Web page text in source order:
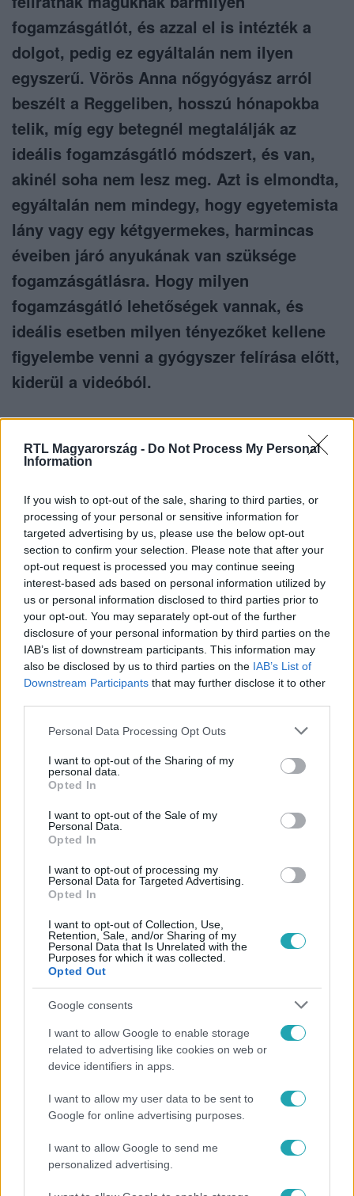
RTL Magyarország - Do Not Process My Personal
Information
If you wish to opt-out of the sale, sharing to third parties, or
processing of your personal or sensitive information for
targeted advertising by us, please use the below opt-out
section to confirm your selection. Please note that after your
opt-out request is processed you may continue seeing
interest-based ads based on personal information utilized by
us or personal information disclosed to third parties prior to
your opt-out. You may separately opt-out of the further
disclosure of your personal information by third parties on the
IAB’s list of downstream participants. This information may
also be disclosed by us to third parties on the IAB’s List of
Downstream Participants that may further disclose it to other
Please note that this website/app uses one or more Google
not limited to your visit or usage behaviour. You may click to
grant or deny consent to Google and its third-party tags to
use your data for below specified purposes in below Google
consent section.
Personal Data Processing Opt Outs
I want to opt-out of the Sharing of my
personal data.
Opted In
I want to opt-out of the Sale of my
Personal Data.
Opted In
I want to opt-out of processing my
Personal Data for Targeted Advertising.
Opted In
I want to opt-out of Collection, Use,
Retention, Sale, and/or Sharing of my
Personal Data that Is Unrelated with the
Purposes for which it was collected.
Opted Out
Google consents
I want to allow Google to enable storage
related to advertising like cookies on web or
device identifiers in apps.
I want to allow my user data to be sent to
Google for online advertising purposes.
I want to allow Google to send me
personalized advertising.
fogamzásgátlót, és azzal el is intézték a
dolgot, pedig ez egyáltalán nem ilyen
egyszerű. Vörös Anna nőgyógyász arról
beszélt a Reggeliben, hosszú hónapokba
telik, míg egy betegnél megtalálják az
ideális fogamzásgátló módszert, és van,
akinél soha nem lesz meg. Azt is elmondta,
egyáltalán nem mindegy, hogy egyetemista
lány vagy egy kétgyermekes, harmincas
éveiben járó anyukának van szüksége
fogamzásgátlásra. Hogy milyen
fogamzásgátló lehetőségek vannak, és
ideális esetben milyen tényezőket kellene
figyelembe venni a gyógyszer felírása előtt,
kiderül a videóból.
Itt állítsd be, hogy az RTL.hu az elsők között
legyen a Google-találatokban!
Facebookon is!
REGGELI #RTL #ADÁSRÉSZLETEK VIDEÓ
MIGRÉN